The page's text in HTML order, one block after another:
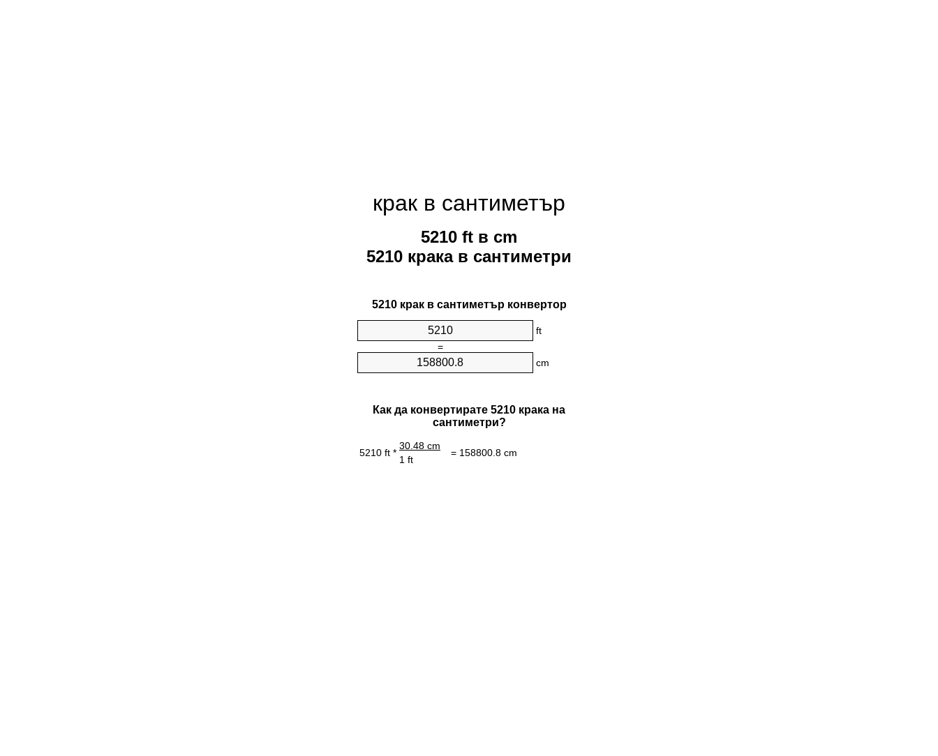
крак в сантиметър
5210 ft в cm
5210 крака в сантиметри
5210 крак в сантиметър конвертор
ft
=
cm
Как да конвертирате 5210 крака на
сантиметри?
5210 ft *
30.48 cm
= 158800.8 cm
1 ft